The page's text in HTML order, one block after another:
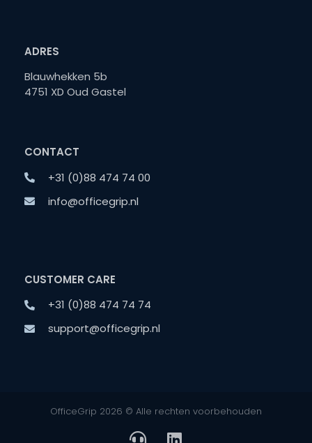
ADRES
Blauwhekken 5b
4751 XD Oud Gastel
CONTACT
+31 (0)88 474 74 00
info@officegrip.nl
CUSTOMER CARE
+31 (0)88 474 74 74
support@officegrip.nl
OfficeGrip 2026 © Alle rechten voorbehouden